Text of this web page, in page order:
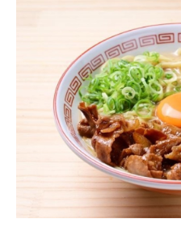
,
2
2
4